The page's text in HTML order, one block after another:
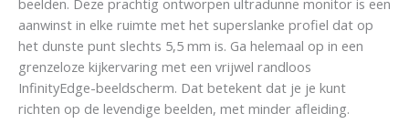
aanwinst in elke ruimte met het superslanke profiel dat op
het dunste punt slechts 5,5 mm is. Ga helemaal op in een
grenzeloze kijkervaring met een vrijwel randloos
InfinityEdge-beeldscherm. Dat betekent dat je je kunt
richten op de levendige beelden, met minder afleiding.